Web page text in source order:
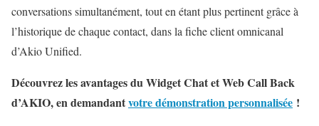
conversations simultanément, tout en étant plus pertinent grâce à
l’historique de chaque contact, dans la fiche client omnicanal
d’Akio Unified.
Découvrez les avantages du Widget Chat et Web Call Back
d’AKIO, en demandantvotre démonstration personnalisée !